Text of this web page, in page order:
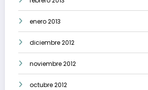
enero 2013
diciembre 2012
noviembre 2012
octubre 2012